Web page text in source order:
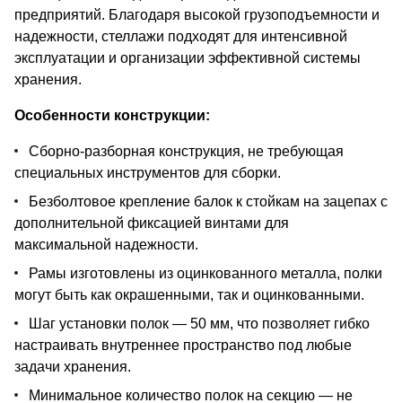
предприятий. Благодаря высокой грузоподъемности и
надежности, стеллажи подходят для интенсивной
эксплуатации и организации эффективной системы
хранения.
Особенности конструкции:
Сборно-разборная конструкция, не требующая
специальных инструментов для сборки.
Безболтовое крепление балок к стойкам на зацепах с
дополнительной фиксацией винтами для
максимальной надежности.
Рамы изготовлены из оцинкованного металла, полки
могут быть как окрашенными, так и оцинкованными.
Шаг установки полок — 50 мм, что позволяет гибко
настраивать внутреннее пространство под любые
задачи хранения.
Минимальное количество полок на секцию — не